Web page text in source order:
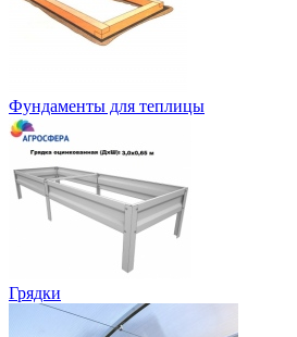
Фундаменты для теплицы
Грядки